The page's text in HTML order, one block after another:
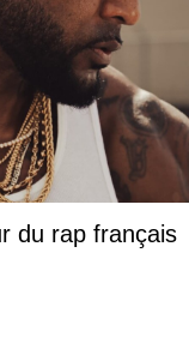
du rap français